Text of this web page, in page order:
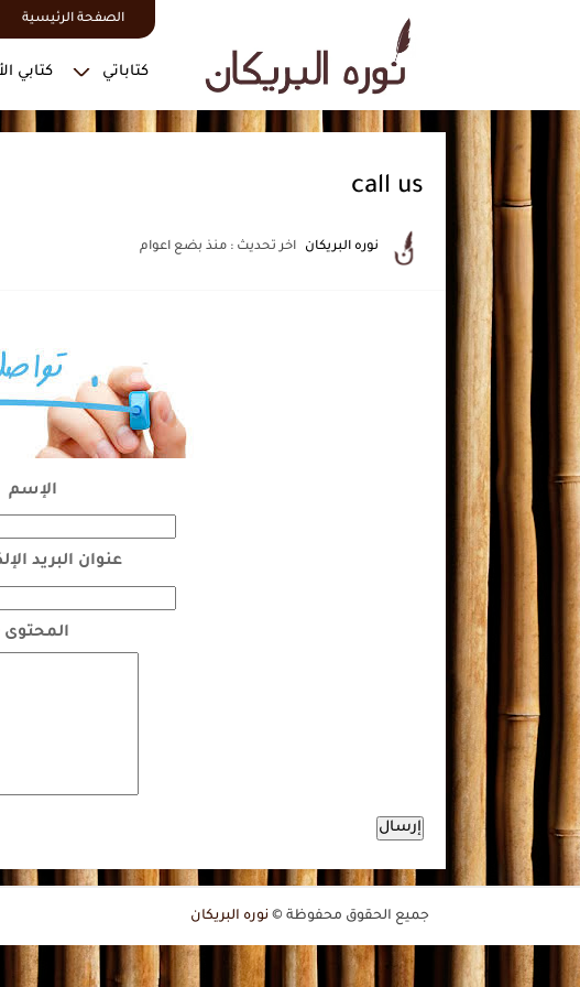
الصفحة الرئيسية
كتاباتي كتابي
call us
نوره البريكان اخر تحديث : منذ بضع اعوام
الإسم
عنوان البريد
المحتوى
جميع الحقوق محفوظة © نوره البريكان